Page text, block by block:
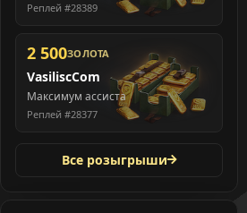
Реплей #28389
2 500ЗОЛОТА
VasiliscCom
Максимум ассиста
Реплей #28377
Все розыгрыши